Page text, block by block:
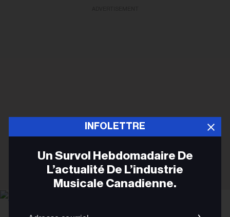
INFOLETTRE
Un Survol Hebdomadaire De
L’actualité De L’industrie
Musicale Canadienne.